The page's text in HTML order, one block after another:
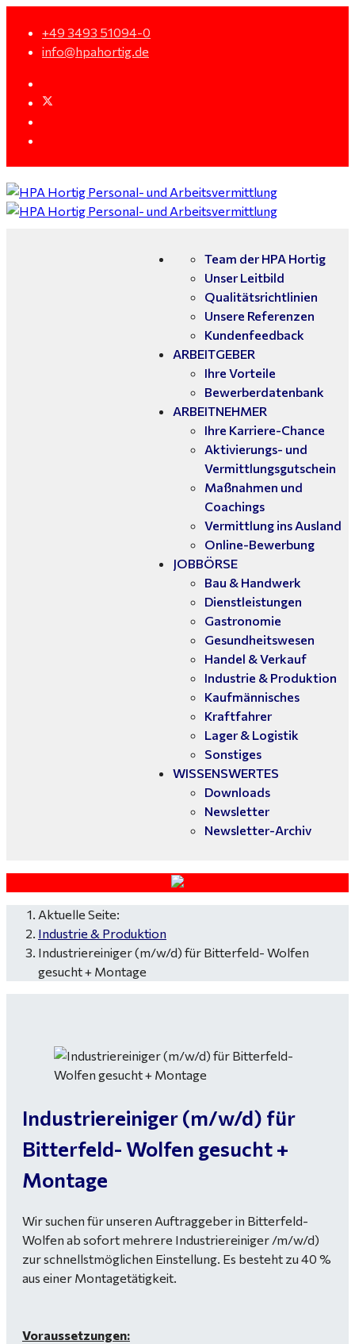
+49 3493 51094-0
info@hpahortig.de
Team der HPA Hortig
Unser Leitbild
Qualitätsrichtlinien
Unsere Referenzen
Kundenfeedback
ARBEITGEBER
Ihre Vorteile
Bewerberdatenbank
ARBEITNEHMER
Ihre Karriere-Chance
Aktivierungs- und
Vermittlungsgutschein
Maßnahmen und
Coachings
Vermittlung ins Ausland
Online-Bewerbung
JOBBÖRSE
Bau & Handwerk
Dienstleistungen
Gastronomie
Gesundheitswesen
Handel & Verkauf
Industrie & Produktion
Kaufmännisches
Kraftfahrer
Lager & Logistik
Sonstiges
WISSENSWERTES
Downloads
Newsletter
Newsletter-Archiv
Aktuelle Seite:
Industrie & Produktion
Industriereiniger (m/w/d) für Bitterfeld- Wolfen
gesucht + Montage
Industriereiniger (m/w/d) für
Bitterfeld- Wolfen gesucht +
Montage
Wir suchen für unseren Auftraggeber in Bitterfeld-
Wolfen ab sofort mehrere Industriereiniger /m/w/d)
zur schnellstmöglichen Einstellung. Es besteht zu 40 %
aus einer Montagetätigkeit.
Voraussetzungen: